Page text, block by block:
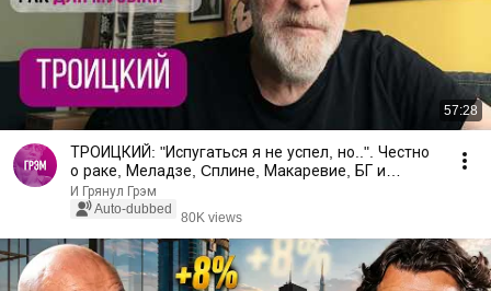
57:28
ТРОИЦКИЙ: "Испугаться я не успел, но..". Честно
о раке, Меладзе, Cплине, Макаревие, БГ и
Комбинации
И Грянул Грэм
Auto-dubbed
80K views